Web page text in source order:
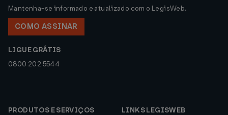
Mantenha-se informado e atualizado com o LegisWeb.
COMO ASSINAR
LIGUE GRÁTIS
0800 202 5544
PRODUTOS E SERVIÇOS
LINKS LEGISWEB